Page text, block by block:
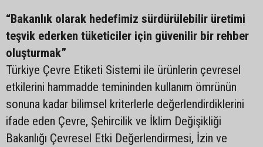
“Bakanlık olarak hedefimiz sürdürülebilir üretimi
teşvik ederken tüketiciler için güvenilir bir rehber
oluşturmak”
Türkiye Çevre Etiketi Sistemi ile ürünlerin çevresel
etkilerini hammadde temininden kullanım ömrünün
sonuna kadar bilimsel kriterlerle değerlendirdiklerini
ifade eden Çevre, Şehircilik ve İklim Değişikliği
Bakanlığı Çevresel Etki Değerlendirmesi, İzin ve